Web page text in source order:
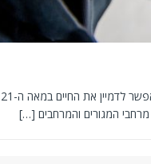
חשמל הוא אחד המשאבים החשובים ביותר בעולם שלנו, ולמעשה קשה עד בלתי אפשר לדמיין את החיים במאה ה-21
המגורים והמרחבים […]